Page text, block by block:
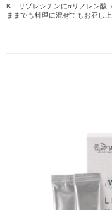
K・リゾレシチンにαリノレン酸
ままでも料理に混ぜてもお召し